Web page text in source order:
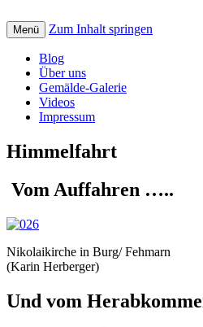
St. Petrus Kreativ
Creative art for God:
und Videos mit
Menü Zum Inhalt springen
Blog
Über uns
Gemälde-Galerie
Videos
Impressum
Himmelfahrt
Vom Auffahren …..
Nikolaikirche in Burg/ Fehmarn
(Karin Herberger)
Und vom